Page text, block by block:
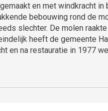
en met windkracht in
bebouwing rond de
slechter. De molen
heeft de gemeente
en na restauratie in 1977